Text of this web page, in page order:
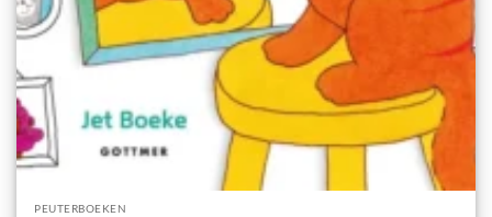
PEUTERBOEKEN